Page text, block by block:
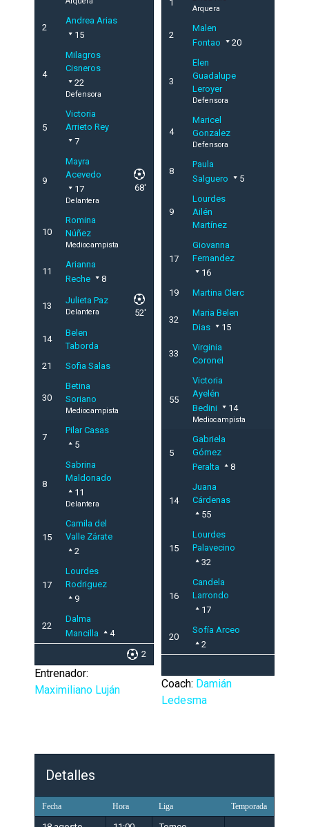
2
Andrea Arias
15
4
Milagros
Cisneros
22
Defensora
5
Victoria
Arrieto Rey
7
9
Mayra
Acevedo
17
Delantera
68'
10
Romina
Núñez
Mediocampista
11
Arianna
Reche
8
13
Julieta Paz
Delantera 52'
14
Belen
Taborda
21
Sofia Salas
30
Betina
Soriano
Mediocampista
7
Pilar Casas
5
8
Sabrina
Maldonado
11
Delantera
15
Camila del
Valle Zárate
2
17
Lourdes
Rodriguez
9
22
Dalma
Mancilla
4
2
Entrenador:
Maximiliano Luján
1
Arquera
2
Malen
Fontao
20
3
Elen
Guadalupe
Leroyer
Defensora
4
Maricel
Gonzalez
Defensora
8
Paula
Salguero
5
9
Lourdes
Ailén
Martínez
17
Giovanna
Fernandez
16
19
Martina Clerc
32
Maria Belen
Dias
15
33
Virginia
Coronel
55
Victoria
Ayelén
Bedini
14
Mediocampista
5
Gabriela
Gómez
Peralta
8
14
Juana
Cárdenas
55
15
Lourdes
Palavecino
32
16
Candela
Larrondo
17
20
Sofía Arceo
2
Coach: Damián
Ledesma
Detalles
Fecha Hora Liga Temporada